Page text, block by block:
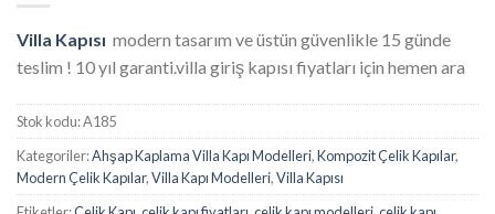
Villa Kapısı modern tasarım ve üstün güvenlikle 15 günde
teslim ! 10 yıl garanti.villa giriş kapısı fiyatları için hemen ara
Stok kodu:A185
Kategoriler:Ahşap Kaplama Villa Kapı Modelleri,Kompozit Çelik Kapılar,
Modern Çelik Kapılar,Villa Kapı Modelleri,Villa Kapısı